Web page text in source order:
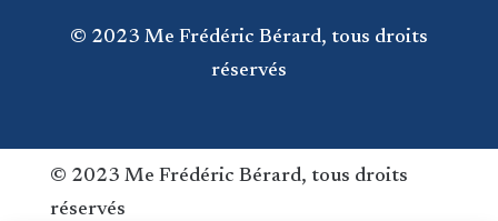
© 2023 Me Frédéric Bérard, tous droits
réservés
© 2023 Me Frédéric Bérard, tous droits
réservés